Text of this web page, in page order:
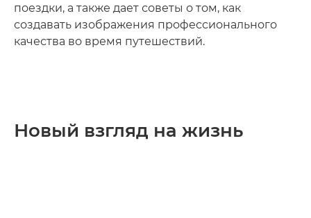
поездки, а также дает советы о том, как
создавать изображения профессионального
качества во время путешествий.
Новый взгляд на жизнь